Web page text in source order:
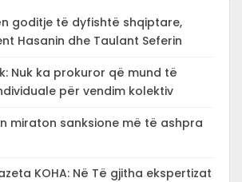
goditje të dyfishtë shqiptare,
Hasanin dhe Taulant Seferin
Nuk ka prokuror që mund të
për vendim kolektiv
miraton sanksione më të ashpra
KOHA: Në Të gjitha ekspertizat